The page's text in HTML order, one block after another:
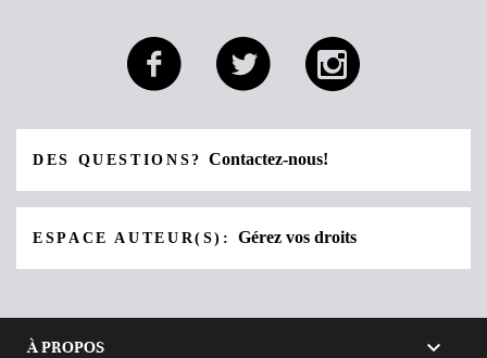
DES QUESTIONS?Contactez-nous!
ESPACE AUTEUR(S):Gérez vos droits
À PROPOS 